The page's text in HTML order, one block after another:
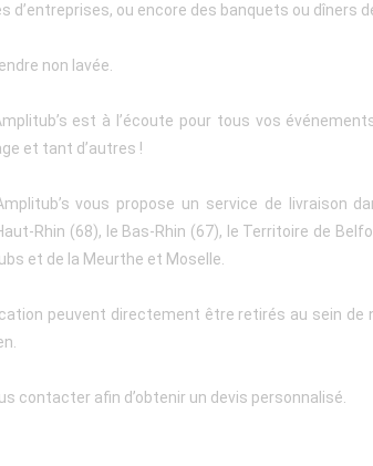
d’entreprises, ou encore des banquets ou dîners
non lavée.
est à l’écoute pour tous vos
et tant d’autres !
vous propose un service de livraison
Rhin (68), le Bas-Rhin (67), le Territoire de
et de la Meurthe et Moselle.
peuvent directement être retirés au sein de
contacter afin d’obtenir un devis personnalisé.